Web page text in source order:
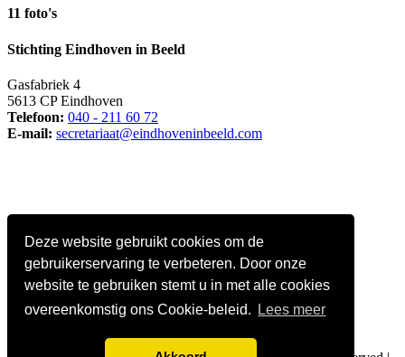
Deze website gebruikt cookies om de
gebruikerservaring te verbeteren. Door onze
website te gebruiken stemt u in met alle cookies
overeenkomstig ons Cookie-beleid.
Lees meer
11 foto's
Stichting Eindhoven in Beeld
Gasfabriek 4
5613 CP Eindhoven
Telefoon: 040 - 211 60 72
E-mail: secretariaat@eindhoveninbeeld.com